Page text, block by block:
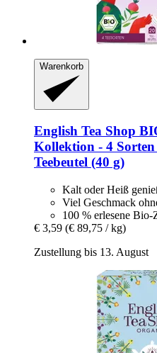
Warenkorb
English Tea Shop
Kollektion -​ 4
Teebeutel (40 g)
Kalt oder Heiß
Viel Geschmack
100 % erlesene Bio-
€ 3,59 (€ 89,75 / kg)
Zustellung bis 13. August